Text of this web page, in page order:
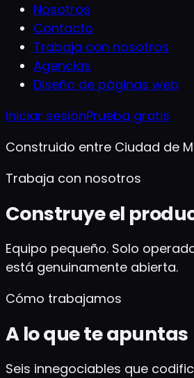
Nosotros
Contacto
Trabaja con nosotros
Agencias
Diseño de páginas web
Iniciar sesiónPrueba gratis
Construido entre Ciudad de
Trabaja con nosotros
Construye el
Equipo pequeño. Solo
está genuinamente abierta.
Cómo trabajamos
A lo que te apuntas
Seis innegociables que